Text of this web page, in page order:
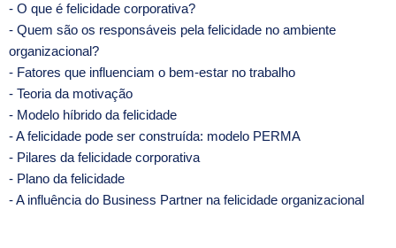
- O que é felicidade corporativa?
- Quem são os responsáveis pela felicidade no ambiente
organizacional?
- Fatores que influenciam o bem‑estar no trabalho
- Teoria da motivação
- Modelo híbrido da felicidade
- A felicidade pode ser construída: modelo PERMA
- Pilares da felicidade corporativa
- Plano da felicidade
- A influência do Business Partner na felicidade organizacional